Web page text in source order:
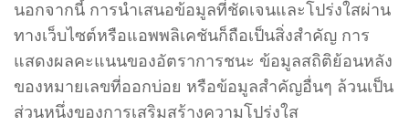
นอกจากนี้ การนำเสนอข้อมูลที่ชัดเจนและโปร่งใสผ่าน
ทางเว็บไซต์หรือแอพพลิเคชันก็ถือเป็นสิ่งสำคัญ การ
แสดงผลคะแนนของอัตราการชนะ ข้อมูลสถิติย้อนหลัง
ของหมายเลขที่ออกบ่อย หรือข้อมูลสำคัญอื่นๆ ล้วนเป็น
ส่วนหนึ่งของการเสริมสร้างความโปร่งใส